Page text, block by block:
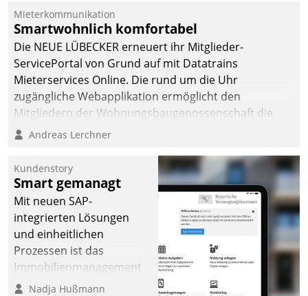
Die monatlichen
Mitteilungen zum
Heizungs- und
Wasserverbrauch gehen
automatisiert, vollständig
und auf Wunsch über
mehrere zuvor
Kommunikationswege bei
Mieterkommunikation
Smartwohnlich komfortabel
Die NEUE LÜBECKER erneuert ihr Mitglieder-
ServicePortal von Grund auf mit Datatrains
Mieterservices Online. Die rund um die Uhr
zugängliche Webapplikation ermöglicht den
Mitgliedern der Wohnungs­bau­genossenschaft die
Kontaktaufnahme per Smartphone, Tablet oder PC.
Andreas Lerchner
Kundenstory
Smart gemanagt
Mit neuen SAP-
integrierten Lösungen
und einheitlichen
Prozessen ist das
Immobilienmanagement
der Bayerischen
Nadja Hußmann